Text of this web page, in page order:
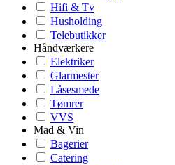
Hifi & Tv
Husholding
Telebutikker
Håndværkere
Elektriker
Glarmester
Låsesmede
Tømrer
VVS
Mad & Vin
Bagerier
Catering